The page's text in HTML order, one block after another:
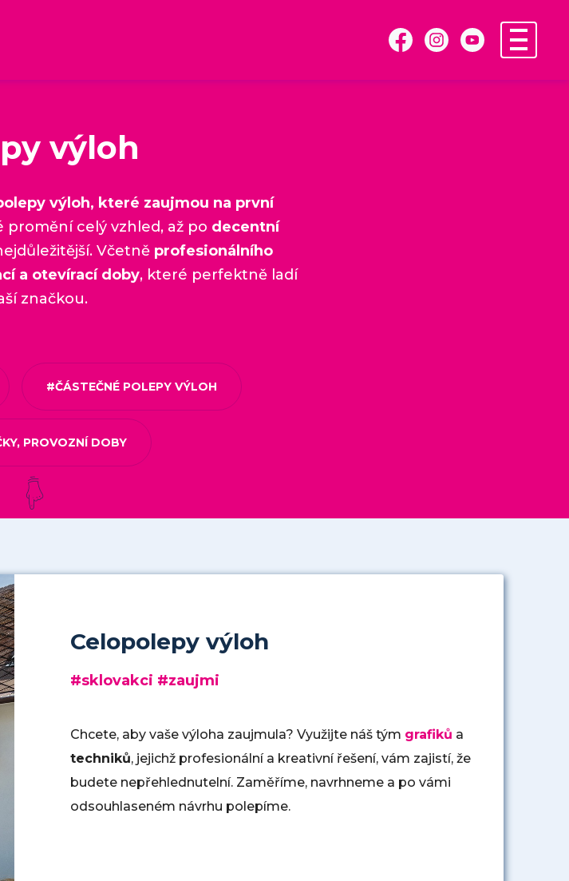
výloh
výloh, které zaujmou na první
promění celý vzhled, až po decentní
Včetně profesionálního
a otevírací doby, které perfektně ladí
značkou.
#ČÁSTEČNÉ POLEPY VÝLOH
PROVOZNÍ DOBY
Celopolepy výloh
#sklovakci #zaujmi
Chcete, aby vaše výloha zaujmula? Využijte náš tým grafiků a
techniků, jejichž profesionální a kreativní řešení, vám zajistí, že
budete nepřehlednutelní. Zaměříme, navrhneme a po vámi
odsouhlaseném návrhu polepíme.